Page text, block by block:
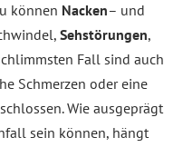
können Nacken– und
Sehstörungen,
Fall sind auch
Schmerzen oder eine
Wie ausgeprägt
sein können, hängt